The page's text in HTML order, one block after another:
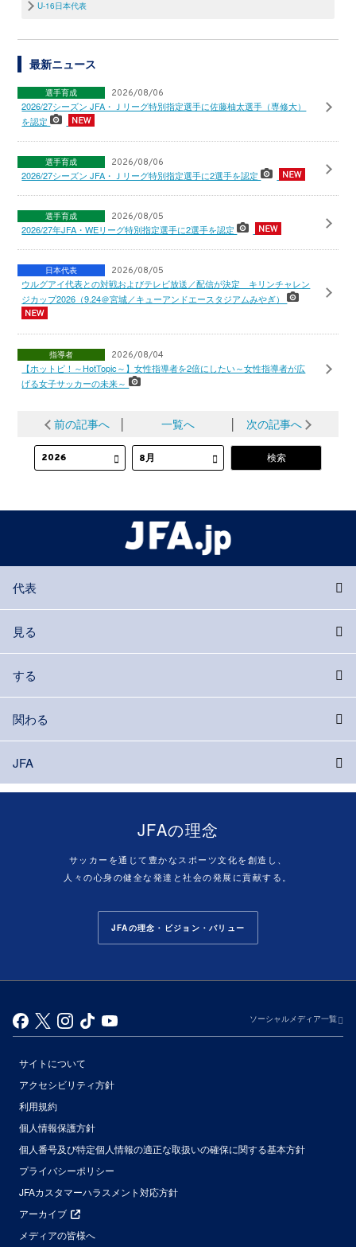
U-16日本代表
最新ニュース
選手育成 2026/08/06
2026/27シーズン JFA・Ｊリーグ特別指定選手に佐藤柚太選手（専修大）
を認定
選手育成 2026/08/06
2026/27シーズン JFA・Ｊリーグ特別指定選手に2選手を認定
選手育成 2026/08/05
2026/27年JFA・WEリーグ特別指定選手に2選手を認定
日本代表 2026/08/05
ウルグアイ代表との対戦およびテレビ放送／配信が決定 キリンチャレン
ジカップ2026（9.24＠宮城／キューアンドエースタジアムみやぎ）
指導者 2026/08/04
【ホットピ！～HotTopic～】女性指導者を2倍にしたい～女性指導者が広
げる女子サッカーの未来～
前の記事へ 一覧へ 次の記事へ
代表
見る
する
関わる
JFA
JFAの理念
サッカーを通じて豊かなスポーツ文化を創造し、
人々の心身の健全な発達と社会の発展に貢献する。
JFAの理念・ビジョン・バリュー
ソーシャルメディア一覧
サイトについて
アクセシビリティ方針
利用規約
個人情報保護方針
個人番号及び特定個人情報の適正な取扱いの確保に関する基本方針
プライバシーポリシー
JFAカスタマーハラスメント対応方針
アーカイブ
メディアの皆様へ